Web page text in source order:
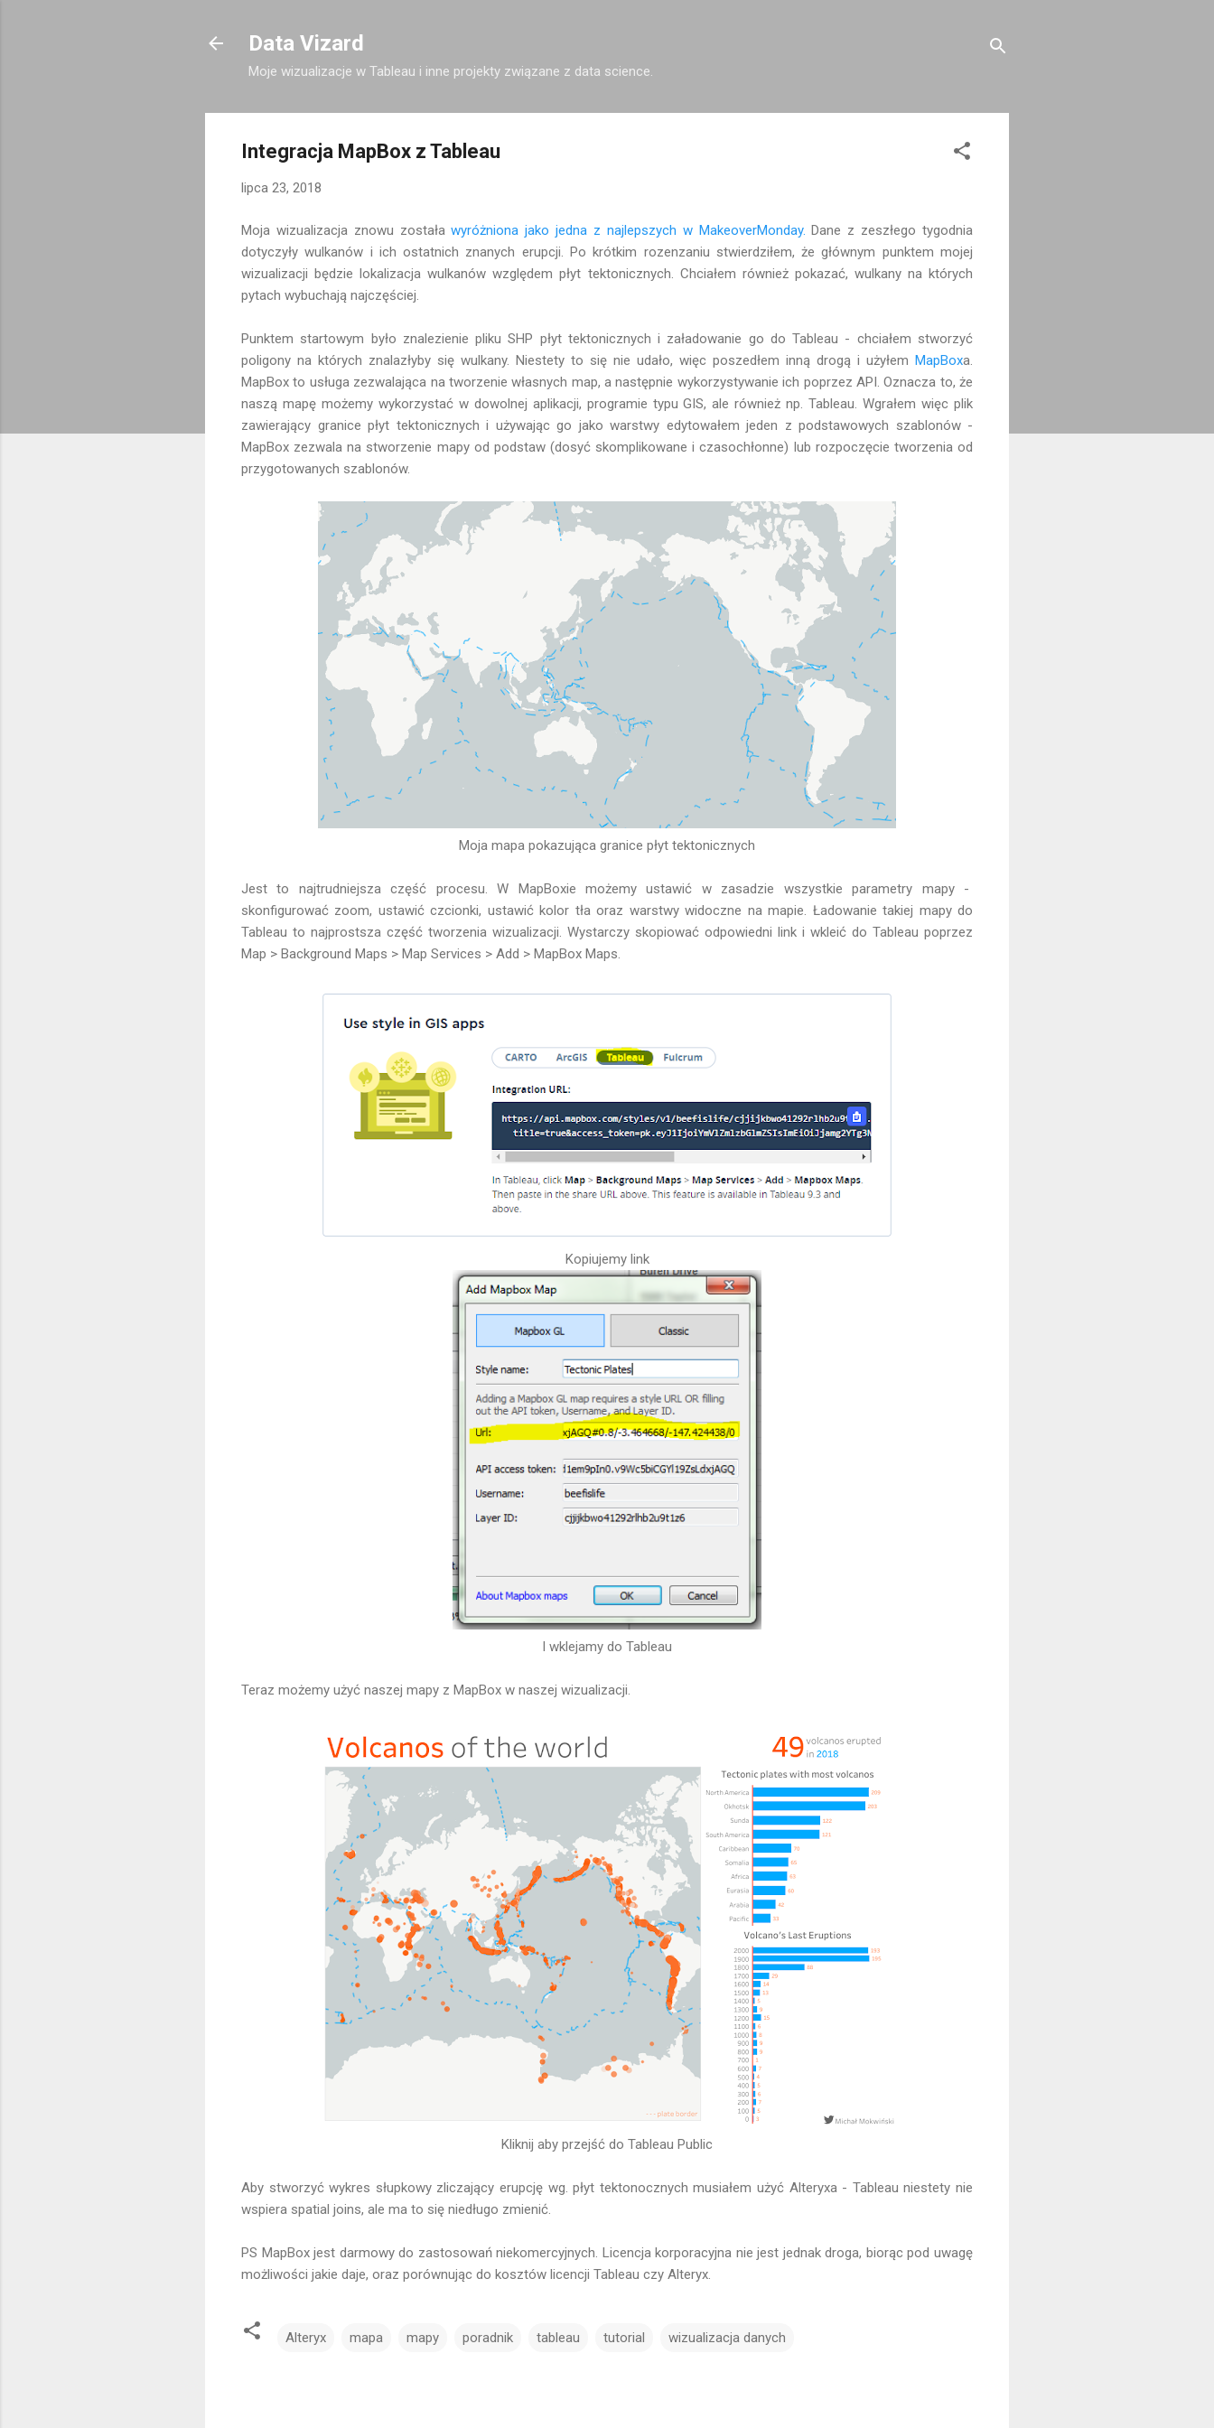
Data Vizard
Moje wizualizacje w Tableau i inne projekty związane z data science.
Integracja MapBox z Tableau
lipca 23, 2018
Moja wizualizacja znowu zostaławyróżniona jako jedna z najlepszych w MakeoverMonday. Dane z zeszłego tygodnia
dotyczyły wulkanów i ich ostatnich znanych erupcji. Po krótkim rozenzaniu stwierdziłem, że głównym punktem mojej
wizualizacji będzie lokalizacja wulkanów względem płyt tektonicznych. Chciałem również pokazać, wulkany na których
pytach wybuchają najczęściej.
Punktem startowym było znalezienie pliku SHP płyt tektonicznych i załadowanie go do Tableau - chciałem stworzyć
poligony na których znalazłyby się wulkany. Niestety to się nie udało, więc poszedłem inną drogą i użyłem MapBoxa.
MapBox to usługa zezwalająca na tworzenie własnych map, a następnie wykorzystywanie ich poprzez API. Oznacza to, że
naszą mapę możemy wykorzystać w dowolnej aplikacji, programie typu GIS, ale również np. Tableau. Wgrałem więc plik
zawierający granice płyt tektonicznych i używając go jako warstwy edytowałem jeden z podstawowych szablonów -
MapBox zezwala na stworzenie mapy od podstaw (dosyć skomplikowane i czasochłonne) lub rozpoczęcie tworzenia od
przygotowanych szablonów.
Moja mapa pokazująca granice płyt tektonicznych
Jest to najtrudniejsza część procesu. W MapBoxie możemy ustawić w zasadzie wszystkie parametry mapy -
skonfigurować zoom, ustawić czcionki, ustawić kolor tła oraz warstwy widoczne na mapie. Ładowanie takiej mapy do
Tableau to najprostsza część tworzenia wizualizacji. Wystarczy skopiować odpowiedni link i wkleić do Tableau poprzez
Map > Background Maps > Map Services > Add > MapBox Maps.
Kopiujemy link
I wklejamy do Tableau
Teraz możemy użyć naszej mapy z MapBox w naszej wizualizacji.
Kliknij aby przejść do Tableau Public
Aby stworzyć wykres słupkowy zliczający erupcję wg. płyt tektonocznych musiałem użyć Alteryxa - Tableau niestety nie
wspiera spatial joins, ale ma to się niedługo zmienić.
PS MapBox jest darmowy do zastosowań niekomercyjnych. Licencja korporacyjna nie jest jednak droga, biorąc pod uwagę
możliwości jakie daje, oraz porównując do kosztów licencji Tableau czy Alteryx.
Alteryx mapa mapy poradnik tableau tutorial wizualizacja danych